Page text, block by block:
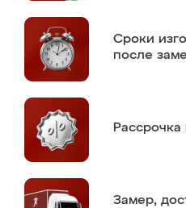
Сроки
после
Рассрочка
Замер,